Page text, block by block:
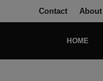
Contact About
HOME